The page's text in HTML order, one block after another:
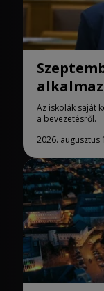
iskolák
Az iskolák saját
a bevezetésről.
2026. augusztus